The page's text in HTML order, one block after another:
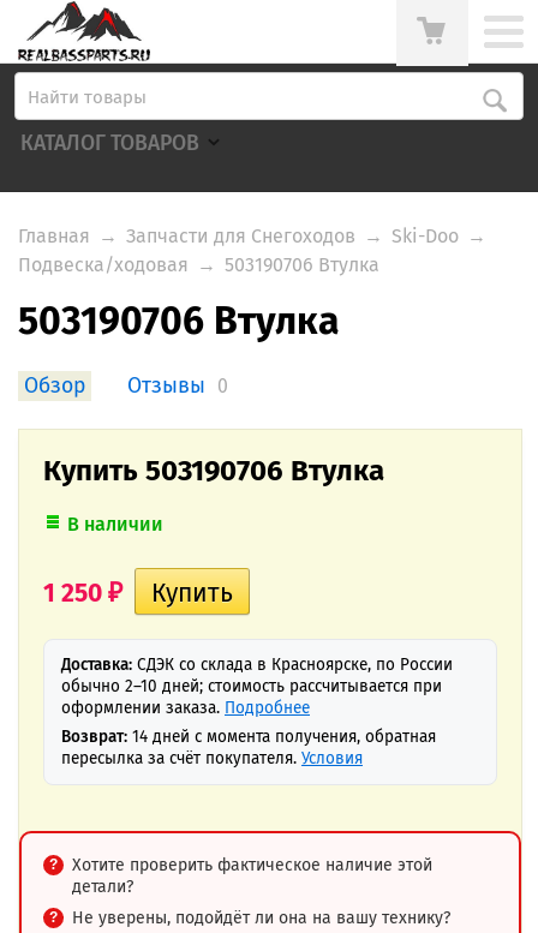
КАТАЛОГ ТОВАРОВ
Главная → Запчасти для Снегоходов → Ski-Doo →
Подвеска/ходовая → 503190706 Втулка
503190706 Втулка
Обзор Отзывы 0
Купить 503190706 Втулка
В наличии
1 250 ₽
Доставка: СДЭК со склада в Красноярске, по России
обычно 2–10 дней; стоимость рассчитывается при
оформлении заказа. Подробнее
Возврат: 14 дней с момента получения, обратная
пересылка за счёт покупателя. Условия
Хотите проверить фактическое наличие этой
детали?
Не уверены, подойдёт ли она на вашу технику?